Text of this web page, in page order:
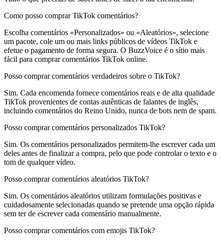
Como posso comprar TikTok comentários?
Escolha comentários «Personalizados» ou «Aleatórios», selecione
um pacote, cole um ou mais links públicos de vídeos TikTok e
efetue o pagamento de forma segura. O BuzzVoice é o sítio mais
fácil para comprar comentários TikTok online.
Posso comprar comentários verdadeiros sobre o TikTok?
Sim. Cada encomenda fornece comentários reais e de alta qualidade
TikTok provenientes de contas autênticas de falantes de inglês,
incluindo comentários do Reino Unido, nunca de bots nem de spam.
Posso comprar comentários personalizados TikTok?
Sim. Os comentários personalizados permitem-lhe escrever cada um
deles antes de finalizar a compra, pelo que pode controlar o texto e o
tom de qualquer vídeo.
Posso comprar comentários aleatórios TikTok?
Sim. Os comentários aleatórios utilizam formulações positivas e
cuidadosamente selecionadas quando se pretende uma opção rápida
sem ter de escrever cada comentário manualmente.
Posso comprar comentários com emojis TikTok?